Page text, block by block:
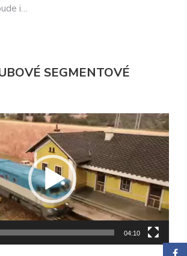
i…
SEGMENTOVÉ
04:10